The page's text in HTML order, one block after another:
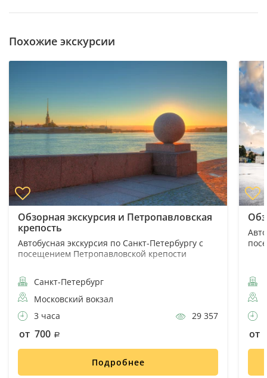
Похожие экскурсии
Обзорная экскурсия и Петропавловская
крепость
Автобусная экскурсия по Санкт-Петербургу с
посещением Петропавловской крепости
Санкт-Петербург
Московский вокзал
3 часа
29 357
от 700
Подробнее
от